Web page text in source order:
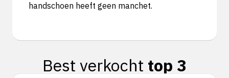
handschoen heeft geen manchet.
Best verkocht top 3